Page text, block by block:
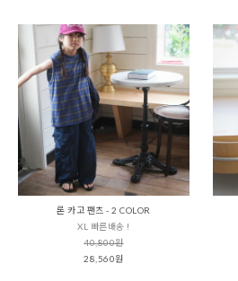
론 카고 팬츠 - 2 COLOR
XL 빠른배송 !
40,800원
28,560원